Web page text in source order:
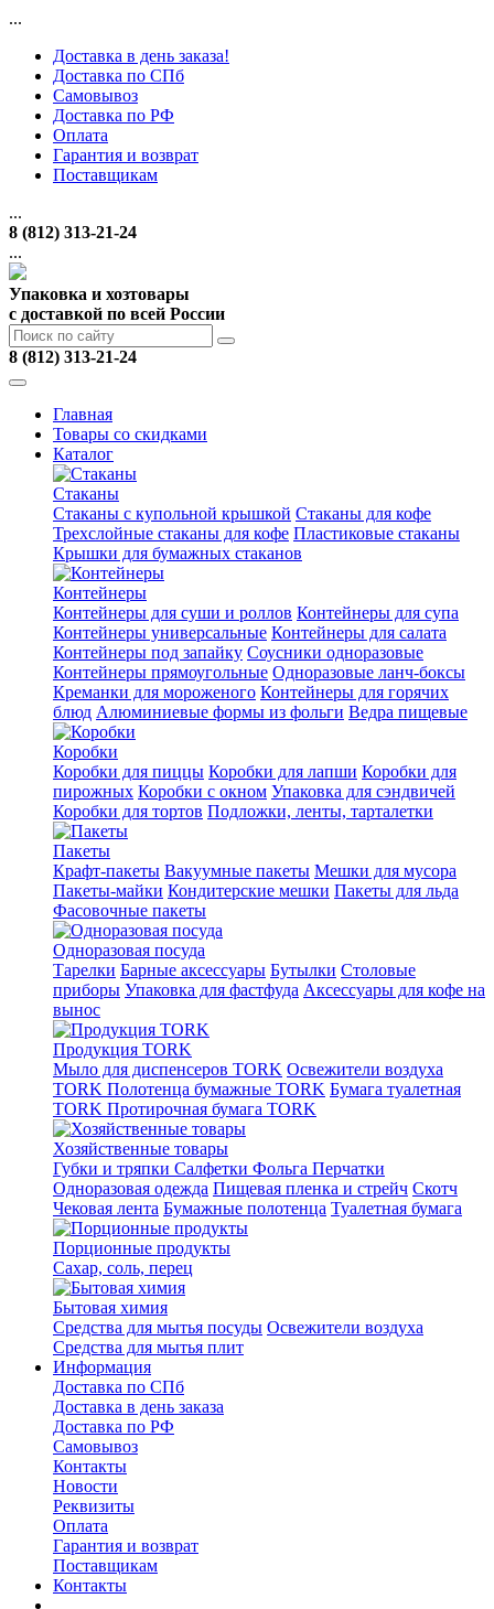
...
Доставка в день заказа!
Доставка по СПб
Самовывоз
Доставка по РФ
Оплата
Гарантия и возврат
Поставщикам
...
8 (812) 313-21-24
...
Упаковка и хозтовары
с доставкой по всей России
8 (812) 313-21-24
Главная
Товары со скидками
Каталог
Стаканы
Стаканы с купольной крышкой Стаканы для кофе
Трехслойные стаканы для кофе Пластиковые стаканы
Крышки для бумажных стаканов
Контейнеры
Контейнеры для суши и роллов Контейнеры для супа
Контейнеры универсальные Контейнеры для салата
Контейнеры под запайку Соусники одноразовые
Контейнеры прямоугольные Одноразовые ланч-боксы
Креманки для мороженого Контейнеры для горячих
блюд Алюминиевые формы из фольги Ведра пищевые
Коробки
Коробки для пиццы Коробки для лапши Коробки для
пирожных Коробки с окном Упаковка для сэндвичей
Коробки для тортов Подложки, ленты, тарталетки
Пакеты
Крафт-пакеты Вакуумные пакеты Мешки для мусора
Пакеты-майки Кондитерские мешки Пакеты для льда
Фасовочные пакеты
Одноразовая посуда
Тарелки Барные аксессуары Бутылки Столовые
приборы Упаковка для фастфуда Аксессуары для кофе на
вынос
Продукция TORK
Мыло для диспенсеров TORK Освежители воздуха
TORK Полотенца бумажные TORK Бумага туалетная
TORK Протирочная бумага TORK
Хозяйственные товары
Губки и тряпки Салфетки Фольга Перчатки
Одноразовая одежда Пищевая пленка и стрейч Скотч
Чековая лента Бумажные полотенца Туалетная бумага
Порционные продукты
Сахар, соль, перец
Бытовая химия
Средства для мытья посуды Освежители воздуха
Средства для мытья плит
Информация
Доставка по СПб
Доставка в день заказа
Доставка по РФ
Самовывоз
Контакты
Новости
Реквизиты
Оплата
Гарантия и возврат
Поставщикам
Контакты